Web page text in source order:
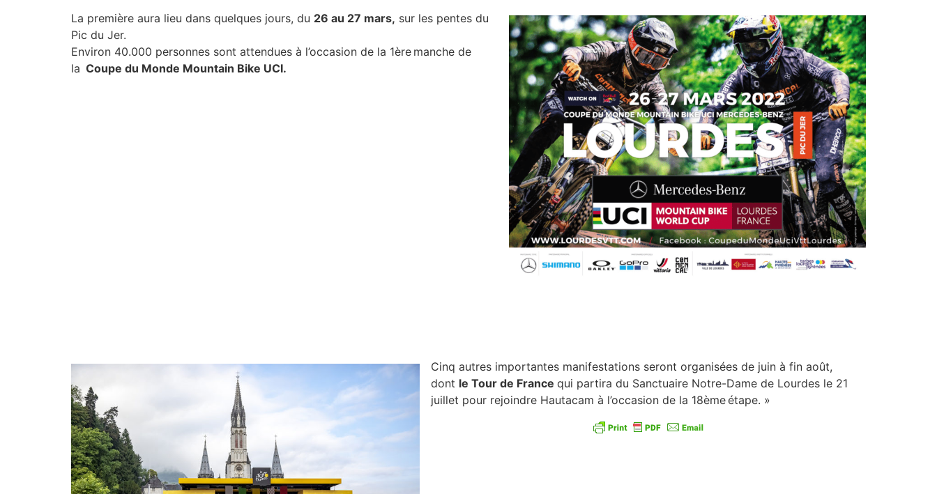
La première aura lieu dans quelques jours, du 26 au 27 mars, sur les pentes du
Pic du Jer.
Environ 40.000 personnes sont attendues à l’occasion de la 1ère manche de
la Coupe du Monde Mountain Bike UCI.
Cinq autres importantes manifestations seront organisées de juin à fin août,
dont le Tour de France qui partira du Sanctuaire Notre-Dame de Lourdes le 21
juillet pour rejoindre Hautacam à l’occasion de la 18ème étape. »